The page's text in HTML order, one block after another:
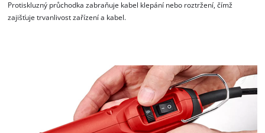
Protiskluzný průchodka zabraňuje kabel klepání nebo roztržení, čímž
zajišťuje trvanlivost zařízení a kabel.